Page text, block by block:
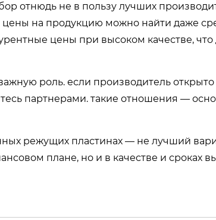
отнюдь не в пользу лучших
цены на продукцию можно найти даже
цены при высоком качестве, что
роль. если производитель открыто
партнерами. такие отношения —
режущих пластинах — не лучший
плане, но и в качестве и сроках